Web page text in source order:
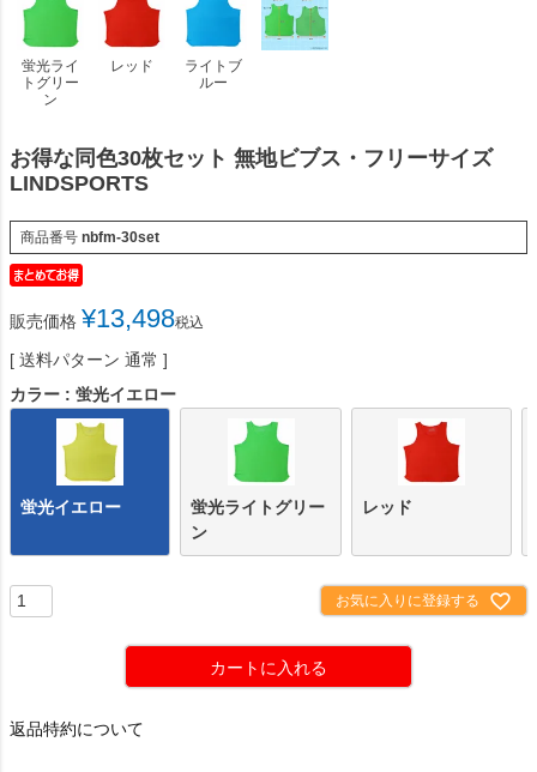
蛍光ライ
トグリー
ン
レッド
ライトブ
ルー
お得な同色30枚セット 無地ビブス・フリーサイズ
LINDSPORTS
商品番号 nbfm-30set
販売価格 ¥13,498税込
送料パターン 通常
カラー
蛍光イエロー
蛍光イエロー
蛍光ライトグリー
ン
レッド
お気に入りに登録する
カートに入れる
返品特約について